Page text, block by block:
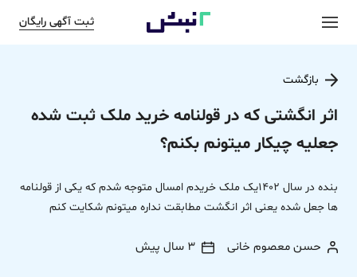
ثبت آگهی رایگان
بازگشت
اثر انگشتی که در قولنامه خرید ملک ثبت شده
جعلیه چیکار میتونم بکنم؟
بنده در سال 1402یک ملک خریدم امسال متوجه شدم که یکی از قولنامه
ها جعل شده یعنی اثر انگشت مطابقت نداره میتونم شکایت کنم
حسن معصوم خانی 3 سال پیش